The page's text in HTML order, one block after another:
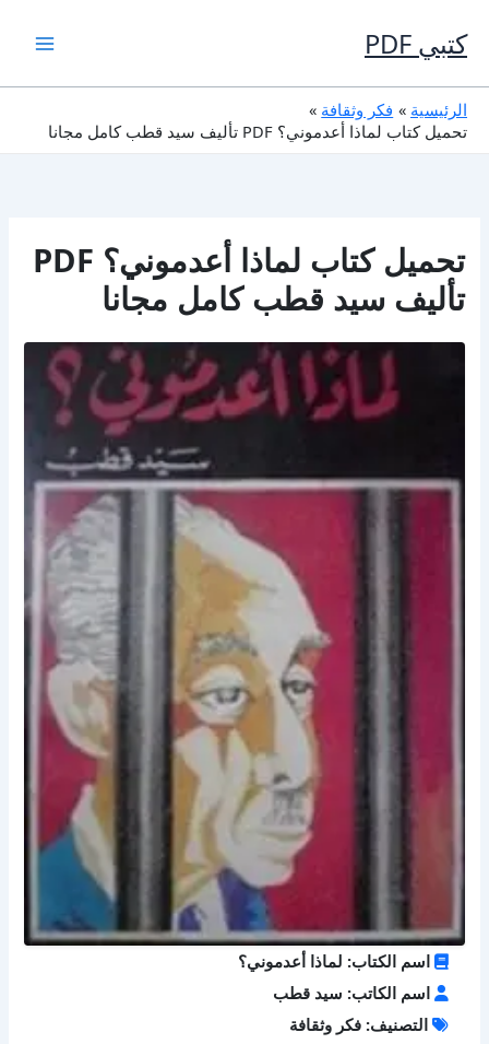
إلى
المحتوى
كتبي PDF
الرئيسية
فكر وثقافة
تحميل كتاب لماذا أعدموني؟ PDF تأليف سيد قطب كامل مجانا
تحميل كتاب لماذا أعدموني؟ PDF
تأليف سيد قطب كامل مجانا
اسم الكتاب: لماذا أعدموني؟
اسم الكاتب: سيد قطب
التصنيف: فكر وثقافة